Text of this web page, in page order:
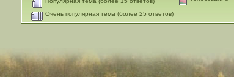
Очень популярная тема (более 25 ответов)